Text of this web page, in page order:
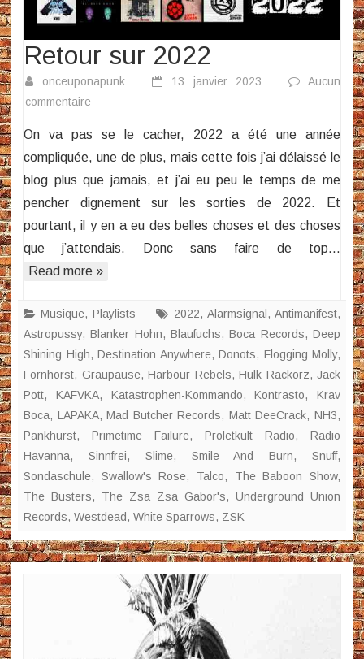
Retour sur 2022
onceuponapunk 13 janvier 2023
Aucun
commentaire
sur
2022
On va pas se le cacher, 2022 a été une année
compliquée, une de plus, mais cette fois j’ai délaissé le
blog plus que jamais, et j’ai eu peu le temps de me
pencher dignement sur les sorties de 2022. Et
pourtant, il y en a eu des belles choses et des choses
que j’attendais. Donc sans faire de top…
Read more »
Musique,Playlists 2022, Alarmsignal,Antimanifest,
Astropussy,Blanker Hohn,Blaufuchs,Boca Records,Deep
Shining High, Destination Anywhere, Donots, Flogging Molly,
Fornhorst, Graupause, Harbour Rebels, Hulk Räckorz, Jack
Pott, KAFVKA, Katastrophen-Kommando,Kontrasto, Krav
Boca, LAPAKA,Mad Butcher Records, Matt DeeCrack,NH3,
Pankhurst, Primetime Failure, Proletkult Radio, Radio
Havanna, Sinnfrei, Slime, Smile And Burn,Snuff,
Sondaschule, Swallow's Rose, Talco, The Baboon Show,
The Busters, The Zsa Zsa Gabor's, Underground Union
Records, Westdead, White Sparrows, ZSK